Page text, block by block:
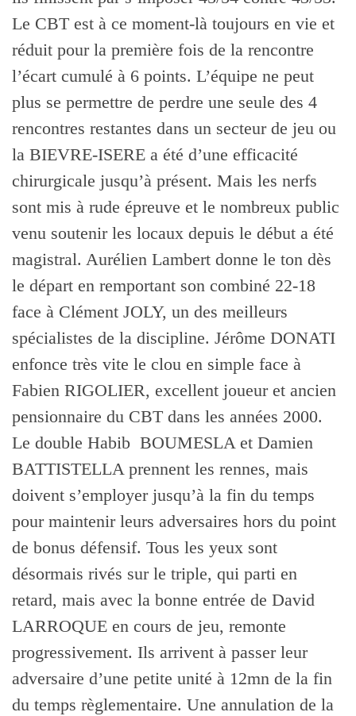
Le CBT est à ce moment-là toujours en vie et
réduit pour la première fois de la rencontre
l’écart cumulé à 6 points. L’équipe ne peut
plus se permettre de perdre une seule des 4
rencontres restantes dans un secteur de jeu ou
la BIEVRE-ISERE a été d’une efficacité
chirurgicale jusqu’à présent. Mais les nerfs
sont mis à rude épreuve et le nombreux public
venu soutenir les locaux depuis le début a été
magistral. Aurélien Lambert donne le ton dès
le départ en remportant son combiné 22-18
face à Clément JOLY, un des meilleurs
spécialistes de la discipline. Jérôme DONATI
enfonce très vite le clou en simple face à
Fabien RIGOLIER, excellent joueur et ancien
pensionnaire du CBT dans les années 2000.
Le double Habib BOUMESLA et Damien
BATTISTELLA prennent les rennes, mais
doivent s’employer jusqu’à la fin du temps
pour maintenir leurs adversaires hors du point
de bonus défensif. Tous les yeux sont
désormais rivés sur le triple, qui parti en
retard, mais avec la bonne entrée de David
LARROQUE en cours de jeu, remonte
progressivement. Ils arrivent à passer leur
adversaire d’une petite unité à 12mn de la fin
du temps règlementaire. Une annulation de la